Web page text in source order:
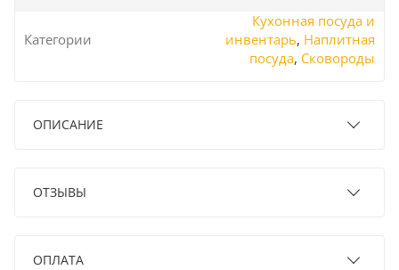
Категории
Кухонная посуда и
инвентарь, Наплитная
посуда, Сковороды
ОПИСАНИЕ
ОТЗЫВЫ
ОПЛАТА